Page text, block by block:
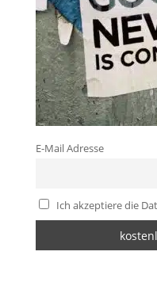
E-Mail Adresse
Ich akzeptiere die